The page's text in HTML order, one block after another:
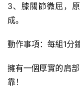
3、膝關節微屈，
成。
動作事項：每組1分
擁有一個厚實的肩
靠！